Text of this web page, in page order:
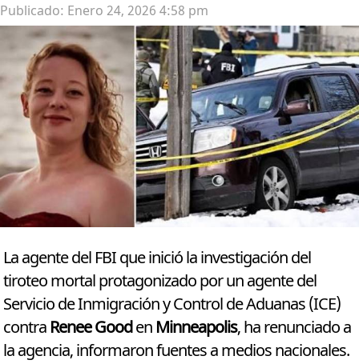
Publicado: Enero 24, 2026 4:58 pm
La agente del FBI que inició la investigación del
tiroteo mortal protagonizado por un agente del
Servicio de Inmigración y Control de Aduanas (ICE)
contra Renee Gooden Minneapolis, ha renunciado a
la agencia, informaron fuentes a medios nacionales.